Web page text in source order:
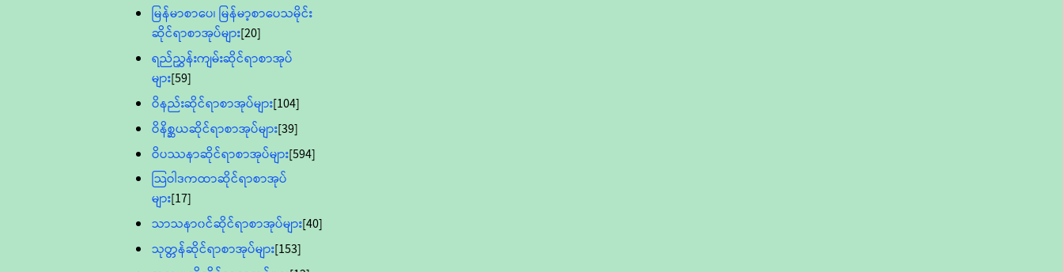
မြန်မာစာပေ၊ မြန်မာ့စာပေသမိုင်း
ဆိုင်ရာစာအုပ်များ[20]
ရည်ညွှန်းကျမ်းဆိုင်ရာစာအုပ်
များ[59]
ဝိနည်းဆိုင်ရာစာအုပ်များ[104]
ဝိနိစ္ဆယဆိုင်ရာစာအုပ်များ[39]
ဝိပဿနာဆိုင်ရာစာအုပ်များ[594]
သြဝါဒကထာဆိုင်ရာစာအုပ်
များ[17]
သာသနာ၀င်ဆိုင်ရာစာအုပ်များ[40]
သုတ္တန်ဆိုင်ရာစာအုပ်များ[153]